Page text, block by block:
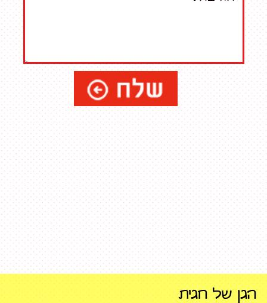
בניית אתר - קידום פלוס
הגן של חגית
רחוב קלישר 4 הרצליה
טל' 09-9503570, 052-2728747
פקס 09-9578183
דוא"ל
ganhagit@bezeqint.net​